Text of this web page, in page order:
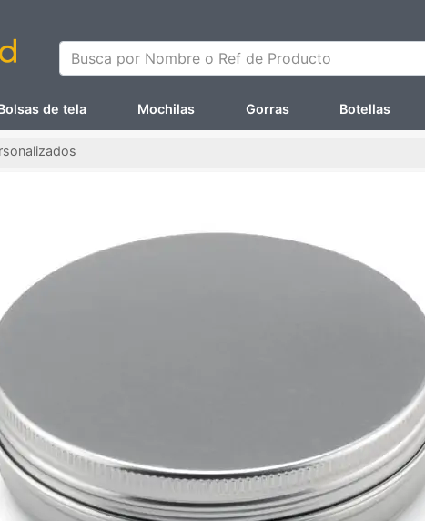
Busca por Nombre o Ref de Producto
de tela Mochilas Gorras Botellas